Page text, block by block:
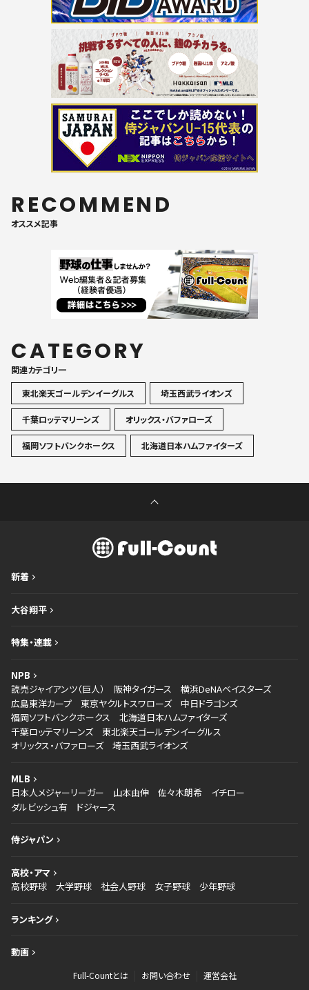
RECOMMEND
オススメ記事
CATEGORY
関連カテゴリ一
東北楽天ゴールデンイーグルス
埼玉西武ライオンズ
千葉ロッテマリーンズ オリックス・バファローズ
福岡ソフトバンクホークス 北海道日本ハムファイターズ
新着
大谷翔平
特集・連載
NPB
読売ジャイアンツ（巨人）
阪神タイガース
横浜DeNAベイスターズ
広島東洋カープ
東京ヤクルトスワローズ
中日ドラゴンズ
福岡ソフトバンクホークス
北海道日本ハムファイターズ
千葉ロッテマリーンズ
東北楽天ゴールデンイーグルス
オリックス・バファローズ
埼玉西武ライオンズ
MLB
日本人メジャーリーガー
山本由伸 佐々木朗希
イチロー
ダルビッシュ有
ドジャース
侍ジャパン
高校・アマ
高校野球
大学野球 社会人野球 女子野球 少年野球
ランキング
動画
Full-Countとは お問い合わせ 運営会社